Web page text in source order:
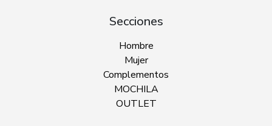
Secciones
Hombre
Mujer
Complementos
MOCHILA
OUTLET